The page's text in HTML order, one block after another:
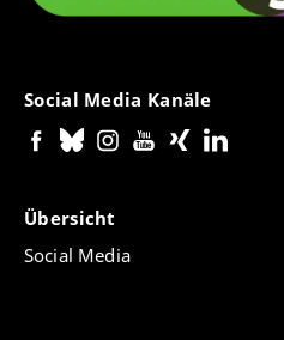
Social Media Kanäle
Übersicht
Social Media